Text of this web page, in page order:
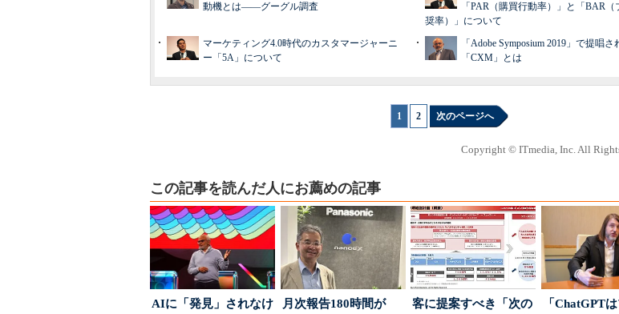
動機とは――グーグル調査
「PAR（購買行動率）」と「BAR（
奨率）」について
マーケティング4.0時代のカスタマージャーニ
ー「5A」について
「Adobe Symposium 2019」で提唱さ
「CXM」とは
1 2 次のページへ
Copyright © ITmedia, Inc. All
この記事を読んだ人にお薦めの記事
AIに「発見」されなけ
月次報告180時間が
客に提案すべき「次の
「ChatGPT